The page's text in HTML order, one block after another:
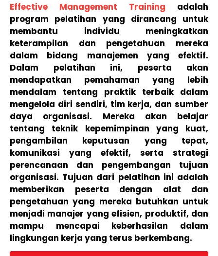
Effective Management Training adalah
program pelatihan yang dirancang untuk
membantu individu meningkatkan
keterampilan dan pengetahuan mereka
dalam bidang manajemen yang efektif.
Dalam pelatihan ini, peserta akan
mendapatkan pemahaman yang lebih
mendalam tentang praktik terbaik dalam
mengelola diri sendiri, tim kerja, dan sumber
daya organisasi. Mereka akan belajar
tentang teknik kepemimpinan yang kuat,
pengambilan keputusan yang tepat,
komunikasi yang efektif, serta strategi
perencanaan dan pengembangan tujuan
organisasi. Tujuan dari pelatihan ini adalah
memberikan peserta dengan alat dan
pengetahuan yang mereka butuhkan untuk
menjadi manajer yang efisien, produktif, dan
mampu mencapai keberhasilan dalam
lingkungan kerja yang terus berkembang.